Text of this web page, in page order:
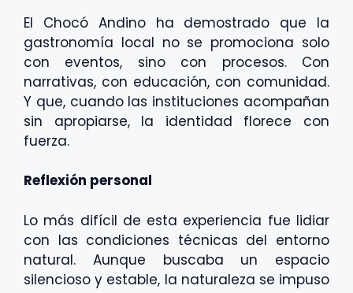
El Chocó Andino ha demostrado que la
gastronomía local no se promociona solo
con eventos, sino con procesos. Con
narrativas, con educación, con comunidad.
Y que, cuando las instituciones acompañan
sin apropiarse, la identidad florece con
fuerza.
Reflexión personal
Lo más difícil de esta experiencia fue lidiar
con las condiciones técnicas del entorno
natural. Aunque buscaba un espacio
silencioso y estable, la naturaleza se impuso